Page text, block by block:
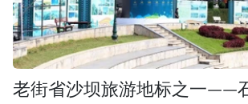
老街省沙坝旅游地标之一——